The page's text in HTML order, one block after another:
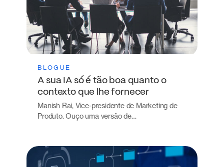
BLOGUE
A sua IA só é tão boa quanto o
contexto que lhe fornecer
Manish Rai, Vice-presidente de Marketing de
Produto. Ouço uma versão de…